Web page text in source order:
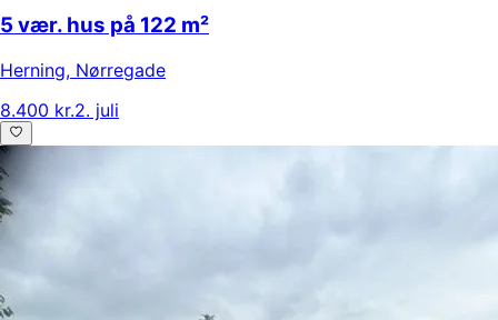
5 vær. hus på 122 m²
Herning, Nørregade
8.400 kr.2. juli